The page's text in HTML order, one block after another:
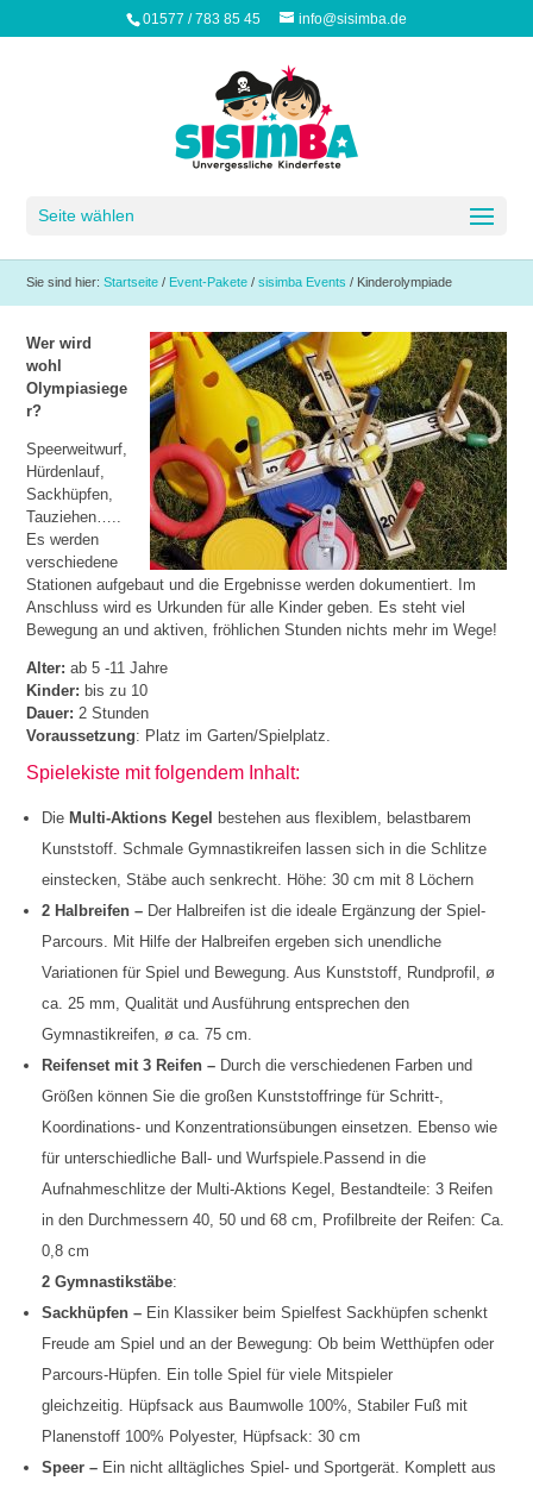
01577 / 783 85 45 info@sisimba.de
Seite wählen
Sie sind hier:Startseite / Event-Pakete /sisimba Events / Kinderolympiade
Wer wird
wohl
Olympiasiege
r?
Speerweitwurf,
Hürdenlauf,
Sackhüpfen,
Tauziehen…..
Es werden
verschiedene
Stationen aufgebaut und die Ergebnisse werden dokumentiert. Im
Anschluss wird es Urkunden für alle Kinder geben. Es steht viel
Bewegung an und aktiven, fröhlichen Stunden nichts mehr im Wege!
Alter: ab 5 -11 Jahre
Kinder: bis zu 10
Dauer: 2 Stunden
Voraussetzung: Platz im Garten/Spielplatz.
Spielekiste mit folgendem Inhalt:
Die Multi-Aktions Kegel
bestehen aus flexiblem, belastbarem
Kunststoff. Schmale Gymnastikreifen lassen sich in die Schlitze
einstecken, Stäbe auch senkrecht. Höhe: 30 cm mit 8 Löchern
2 Halbreifen – Der Halbreifen ist die ideale Ergänzung der Spiel-
Parcours. Mit Hilfe der Halbreifen ergeben sich unendliche
Variationen für Spiel und Bewegung. Aus Kunststoff, Rundprofil, ø
ca. 25 mm, Qualität und Ausführung entsprechen den
Gymnastikreifen, ø ca. 75 cm.
Reifenset mit 3 Reifen – Durch die verschiedenen Farben und
Größen können Sie die großen Kunststoffringe für Schritt-,
Koordinations- und Konzentrationsübungen einsetzen. Ebenso wie
für unterschiedliche Ball- und Wurfspiele.Passend in die
Aufnahmeschlitze der Multi-Aktions Kegel, Bestandteile: 3 Reifen
in den Durchmessern 40, 50 und 68 cm, Profilbreite der Reifen: Ca.
0,8 cm
2 Gymnastikstäbe:
Sackhüpfen – Ein Klassiker beim Spielfest Sackhüpfen schenkt
Freude am Spiel und an der Bewegung: Ob beim Wetthüpfen oder
Parcours-Hüpfen. Ein tolle Spiel für viele Mitspieler
gleichzeitig. Hüpfsack aus Baumwolle 100%, Stabiler Fuß mit
Planenstoff 100% Polyester, Hüpfsack: 30 cm
Speer – Ein nicht alltägliches Spiel- und Sportgerät. Komplett aus